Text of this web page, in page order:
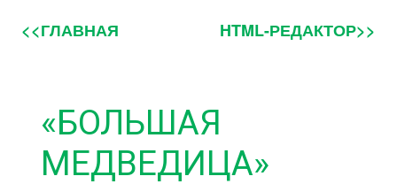
<<ГЛАВНАЯ HTML-РЕДАКТОР>>
«БОЛЬШАЯ
МЕДВЕДИЦА»